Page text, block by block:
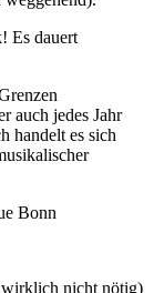
Es dauert
auch jedes Jahr
handelt es sich
wirklich nicht nötig)